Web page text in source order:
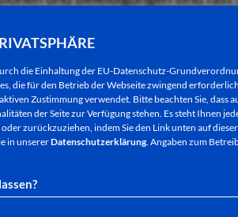
die Einhaltung der EU-Datenschutz-
die für den Betrieb der Webseite zwingend
Zustimmung verwendet. Bitte beachten Sie, dass
der Seite zur Verfügung stehen. Es steht Ihnen
zurückzuziehen, indem Sie den Link unten auf
in unsererDatenschutzerklärung. Angaben zum
mehr, wie in früheren Zeiten,
bei der Schutzausrüstung
zu machen. Da ist es auch nur
Polizisten mittlerweile
so der Bürgermeister.
nach dem rund zweistündigen
die Bestreifung
einiger